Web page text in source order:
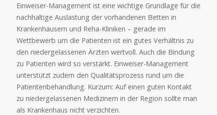
Einweiser-Management ist eine wichtige Grundlage für die
nachhaltige Auslastung der vorhandenen Betten in
Krankenhäusern und Reha-Kliniken – gerade im
Wettbewerb um die Patienten ist ein gutes Verhältnis zu
den niedergelassenen Ärzten wertvoll. Auch die Bindung
zu Patienten wird so verstärkt. Einweiser-Management
unterstützt zudem den Qualitätsprozess rund um die
Patientenbehandlung. Kurzum: Auf einen guten Kontakt
zu niedergelassenen Medizinern in der Region sollte man
als Krankenhaus nicht verzichten.